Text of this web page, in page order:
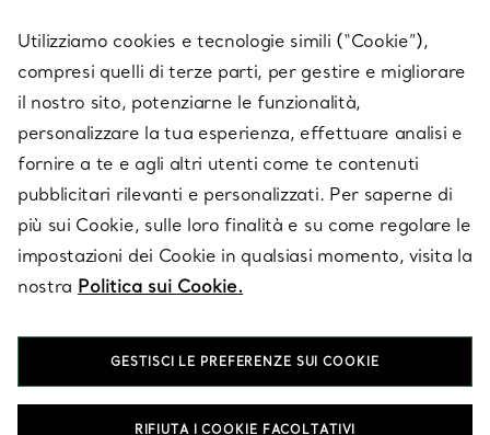
SU TIFFANY & CO.
LEGALE
SEGUICI
Utilizziamo cookies e tecnologie simili (“Cookie”),
compresi quelli di terze parti, per gestire e migliorare
il nostro sito, potenziarne le funzionalità,
personalizzare la tua esperienza, effettuare analisi e
fornire a te e agli altri utenti come te contenuti
pubblicitari rilevanti e personalizzati. Per saperne di
più sui Cookie, sulle loro finalità e su come regolare le
impostazioni dei Cookie in qualsiasi momento, visita la
nostra Politica sui Cookie.
GESTISCI LE PREFERENZE SUI COOKIE
RIFIUTA I COOKIE FACOLTATIVI